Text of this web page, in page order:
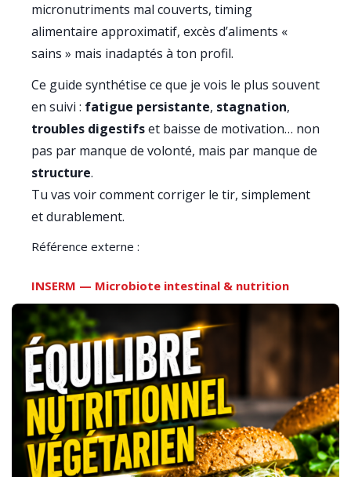
micronutriments mal couverts, timing
alimentaire approximatif, excès d’aliments «
sains » mais inadaptés à ton profil.
Ce guide synthétise ce que je vois le plus souvent
en suivi : fatigue persistante, stagnation,
troubles digestifset baisse de motivation… non
pas par manque de volonté, mais par manque de
structure.
Tu vas voir comment corriger le tir, simplement
et durablement.
Référence externe :
INSERM — Microbiote intestinal & nutrition